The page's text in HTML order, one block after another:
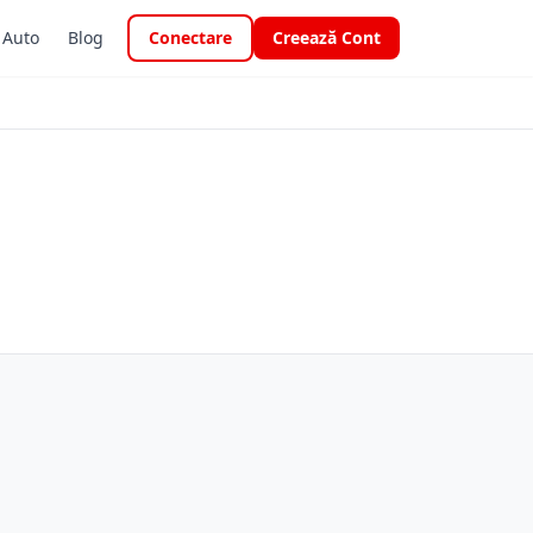
Blog Conectare Creează Cont